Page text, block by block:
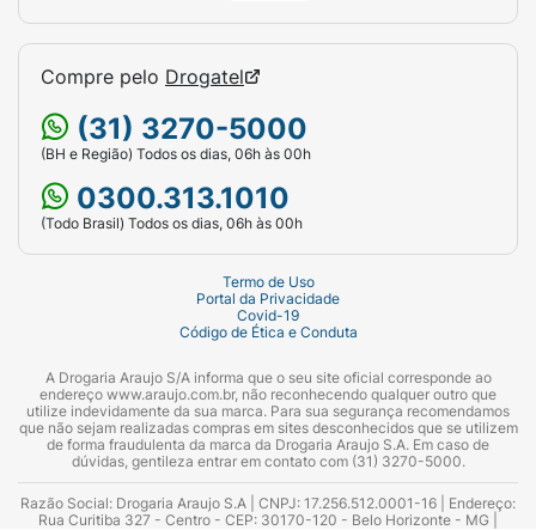
Compre pelo Drogatel
(31) 3270-5000
(BH e Região) Todos os dias, 06h às 00h
0300.313.1010
(Todo Brasil) Todos os dias, 06h às 00h
Termo de Uso
Portal da Privacidade
Covid-19
Código de Ética e Conduta
A Drogaria Araujo S/A informa que o seu site oficial corresponde ao
endereço www.araujo.com.br, não reconhecendo qualquer outro que
utilize indevidamente da sua marca. Para sua segurança recomendamos
que não sejam realizadas compras em sites desconhecidos que se utilizem
de forma fraudulenta da marca da Drogaria Araujo S.A. Em caso de
dúvidas, gentileza entrar em contato com (31) 3270-5000.
Razão Social: Drogaria Araujo S.A | CNPJ: 17.256.512.0001-16 | Endereço:
Rua Curitiba 327 - Centro - CEP: 30170-120 - Belo Horizonte - MG |